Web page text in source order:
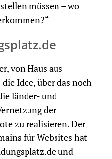
müssen – wo
von Haus aus
Idee, über das noch
länder- und
der
zu realisieren. Der
für Websites hat
und